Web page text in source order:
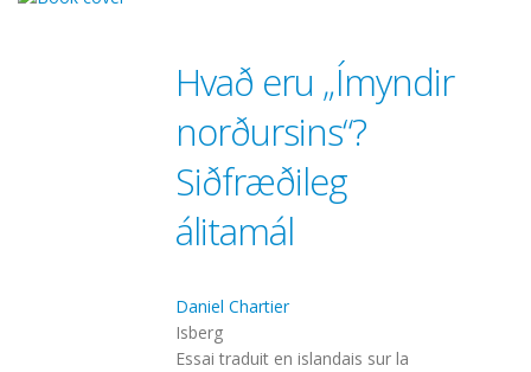
Hvað eru „Ímyndir
norðursins“?
Siðfræðileg
álitamál
Daniel Chartier
Isberg
Essai traduit en islandais sur la